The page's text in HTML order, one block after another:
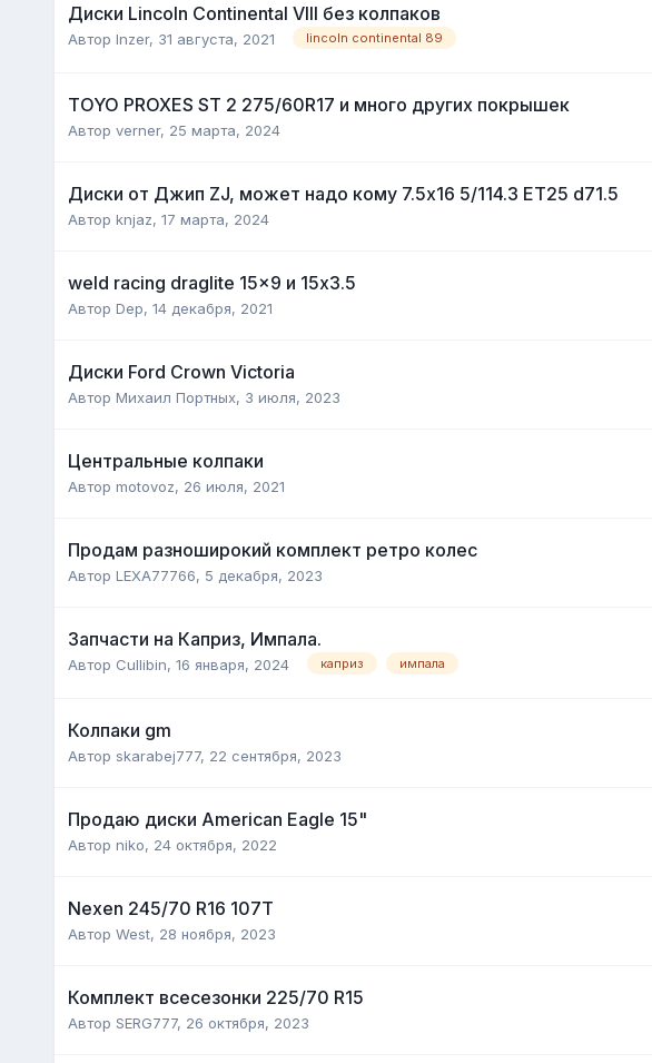
Диски Lincoln Continental VIII без колпаков
Автор Inzer, 31 августа, 2021 lincoln continental 89
TOYO PROXES ST 2 275/60R17 и много других покрышек
Автор verner, 25 марта, 2024
Диски от Джип ZJ, может надо кому 7.5x16 5/114.3 ET25 d71.5
Автор knjaz, 17 марта, 2024
weld racing draglite 15x9 и 15x3.5
Автор Dep, 14 декабря, 2021
Диски Ford Сrown Victoria
Автор Михаил Портных, 3 июля, 2023
Центральные колпаки
Автор motovoz, 26 июля, 2021
Продам разноширокий комплект ретро колес
Автор LEXA77766, 5 декабря, 2023
Запчасти на Каприз, Импала.
Автор Cullibin, 16 января, 2024 каприз импала
Колпаки gm
Автор skarabej777, 22 сентября, 2023
Продаю диски American Eagle 15"
Автор niko, 24 октября, 2022
Nexen 245/70 R16 107T
Автор West, 28 ноября, 2023
Комплект всесезонки 225/70 R15
Автор SERG777, 26 октября, 2023